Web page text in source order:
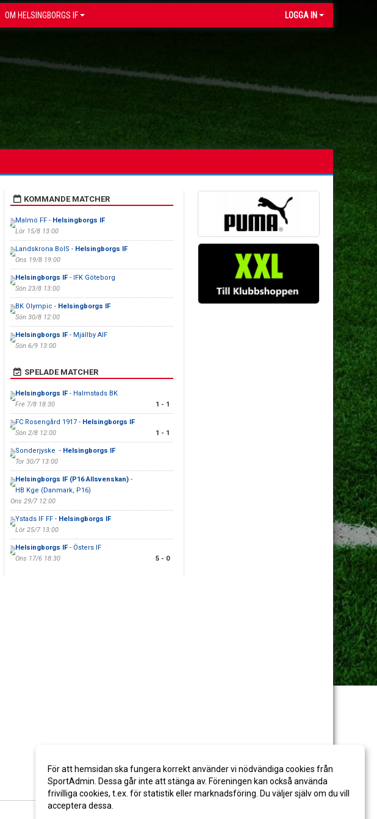
OM HELSINGBORGS IF LOGGA IN
KOMMANDE MATCHER
Malmö FF - Helsingborgs IF
Lör 15/8 13:00
Landskrona BoIS - Helsingborgs IF
Ons 19/8 19:00
Helsingborgs IF- IFK Göteborg
Sön 23/8 13:00
BK Olympic - Helsingborgs IF
Sön 30/8 12:00
Helsingborgs IF- Mjällby AIF
Sön 6/9 13:00
SPELADE MATCHER
Helsingborgs IF- Halmstads BK
Fre 7/8 18:30
1 - 1
FC Rosengård 1917 - Helsingborgs IF
Sön 2/8 12:00
1 - 1
Sonderjyske - Helsingborgs IF
Tor 30/7 13:00
Helsingborgs IF (P16 Allsvenskan)-
HB Kge (Danmark, P16)
Ons 29/7 12:00
Ystads IF FF - Helsingborgs IF
Lör 25/7 13:00
Helsingborgs IF- Östers IF
Ons 17/6 18:30
5 - 0
För att hemsidan ska fungera korrekt använder vi nödvändiga cookies från
SportAdmin. Dessa går inte att stänga av. Föreningen kan också använda
frivilliga cookies, t.ex. för statistik eller marknadsföring. Du väljer själv om du vill
acceptera dessa.